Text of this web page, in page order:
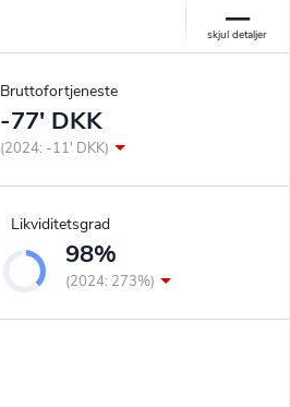
Bruttofortjeneste
-77' DKK
(2024: -11' DKK)
Likviditetsgrad
98%
(2024: 273%)